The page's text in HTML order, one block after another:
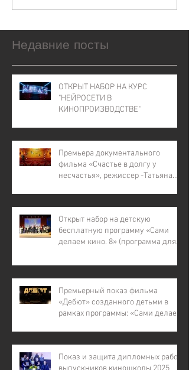
Недавние посты
ОТКРЫТ НАБОР НА КУРС
"НЕЙРОСЕТИ В
КИНОПРОИЗВОДСТВЕ"
Премьера документального
фильма «Счастье в долгу у
несчастья», режиссер -Татьяна
Открыт набор на детскую
бесплатную программу «Сами
делаем кино. 8» (программа для
детей из малообеспеченных и
участников СВО).
Премьерный показ фильма
«Дебют» созданного детьми в
рамках программы: «Сами делаем
Показ и защита дипломных работ